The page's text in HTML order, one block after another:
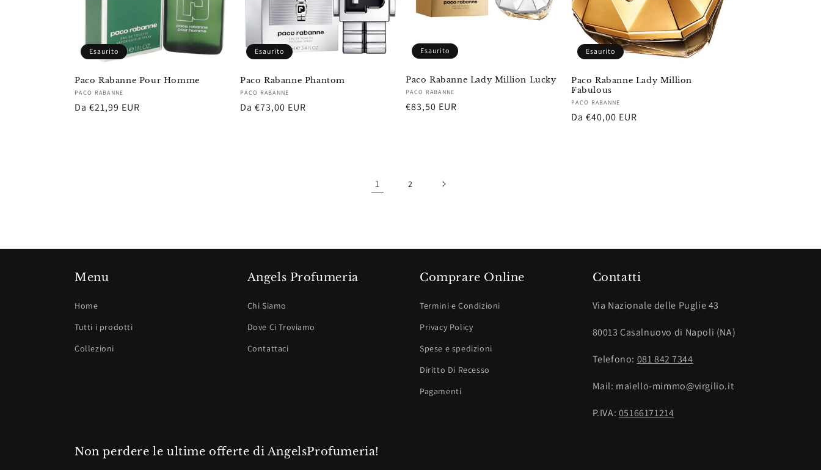
Esaurito
Paco Rabanne Pour Homme
Fornitore:
PACO RABANNE
Prezzo
Da €21,99 EUR
Esaurito
Paco Rabanne Phantom
Fornitore:
PACO RABANNE
Prezzo
Da €73,00 EUR
Esaurito
Paco Rabanne Lady Million Lucky
Fornitore:
PACO RABANNE
Prezzo
€83,50 EUR
Esaurito
Paco Rabanne Lady Million
Fabulous
Fornitore:
PACO RABANNE
Prezzo
Da €40,00 EUR
1 2
Menu
Home
Tutti i prodotti
Collezioni
Angels Profumeria
Chi Siamo
Dove Ci Troviamo
Contattaci
Comprare Online
Termini e Condizioni
Privacy Policy
Spese e spedizioni
Diritto Di Recesso
Pagamenti
Contatti
Via Nazionale delle Puglie 43
80013 Casalnuovo di Napoli (NA)
Telefono: 081 842 7344
Mail: maiello-mimmo@virgilio.it
P.IVA: 05166171214
Non perdere le ultime offerte di AngelsProfumeria!